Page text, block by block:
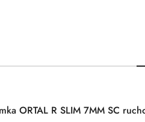
ORTAL R SLIM 7MM SC